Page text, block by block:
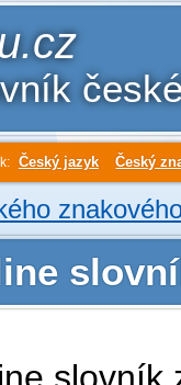
Český jazyk Český